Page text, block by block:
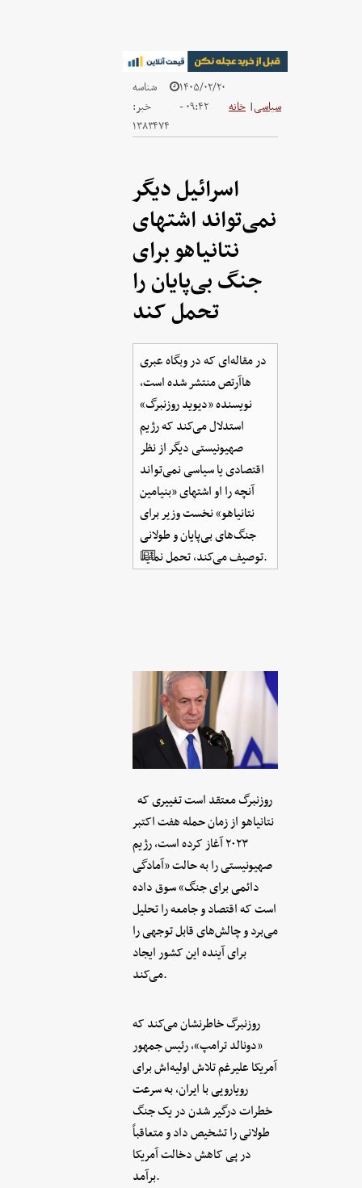
شناسه
خبر:
۱۳۸۳۴۷۴
۱۴۰۵/۰۲/۲۰
- ۰۹:۴۲
خانه |سیاسی
اسرائیل دیگر
نمی‌تواند اشتهای
نتانیاهو برای
جنگ بی‌پایان را
تحمل کند
در مقاله‌ای که در وبگاه عبری
هاآرتص منتشر شده است،
نویسنده «دیوید روزنبرگ»
استدلال می‌کند که رژیم
صهیونیستی دیگر از نظر
اقتصادی یا سیاسی نمی‌تواند
آنچه را او اشتهای «بنیامین
نتانیاهو» نخست وزیر برای
جنگ‌های بی‌پایان و طولانی
توصیف می‌کند، تحمل نماید.
نتانیاهو از زمان حمله هفت اکتبر
۲۰۲۳ آغاز کرده است، رژیم
صهیونیستی را به حالت «آمادگی
دائمی برای جنگ» سوق داده
است که اقتصاد و جامعه را تحلیل
می‌برد و چالش‌های قابل توجهی را
برای آینده این کشور ایجاد
می‌کند.
روزنبرگ خاطرنشان می‌کند که
«دونالد ترامپ»، رئیس جمهور
آمریکا علیرغم تلاش اولیه‌اش برای
رویارویی با ایران، به سرعت
خطرات درگیر شدن در یک جنگ
طولانی را تشخیص داد و متعاقباً
در پی کاهش دخالت آمریکا
برآمد.